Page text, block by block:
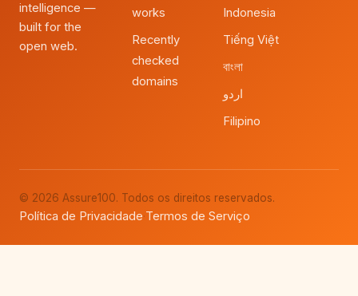
intelligence —
built for the
open web.
works
Recently
checked
domains
Indonesia
Tiếng Việt
বাংলা
اردو
Filipino
© 2026 Assure100. Todos os direitos reservados.
Política de Privacidade·Termos de Serviço